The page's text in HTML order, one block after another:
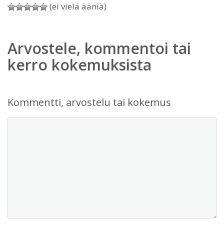
(ei vielä ääniä)
Arvostele, kommentoi tai
kerro kokemuksista
Kommentti, arvostelu tai kokemus